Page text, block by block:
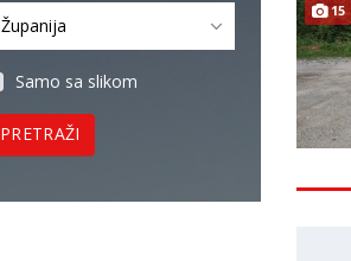
Županija
Samo sa slikom
PRETRAŽI
15